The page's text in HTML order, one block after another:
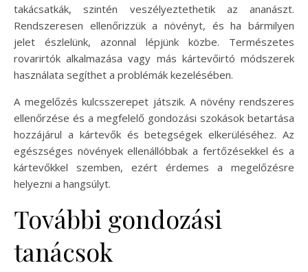
takácsatkák, szintén veszélyeztethetik az ananászt.
Rendszeresen ellenőrizzük a növényt, és ha bármilyen
jelet észlelünk, azonnal lépjünk közbe. Természetes
rovarirtók alkalmazása vagy más kártevőirtó módszerek
használata segíthet a problémák kezelésében.
A megelőzés kulcsszerepet játszik. A növény rendszeres
ellenőrzése és a megfelelő gondozási szokások betartása
hozzájárul a kártevők és betegségek elkerüléséhez. Az
egészséges növények ellenállóbbak a fertőzésekkel és a
kártevőkkel szemben, ezért érdemes a megelőzésre
helyezni a hangsúlyt.
További gondozási
tanácsok